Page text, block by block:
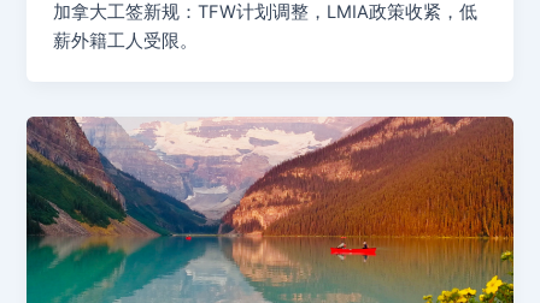
加拿大工签新规：TFW计划调整，LMIA政策收紧，低
薪外籍工人受限。